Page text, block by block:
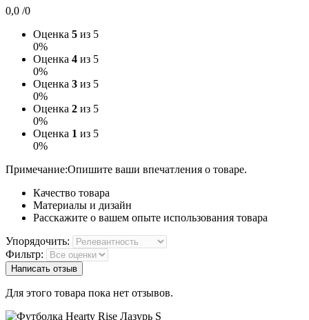
0,0 /0
Оценка 5 из 5
0%
Оценка 4 из 5
0%
Оценка 3 из 5
0%
Оценка 2 из 5
0%
Оценка 1 из 5
0%
Примечание:Опишите ваши впечатления о товаре.
Качество товара
Материалы и дизайн
Расскажите о вашем опыте использования товара
Упорядочить:
Фильтр:
Написать отзыв
Для этого товара пока нет отзывов.